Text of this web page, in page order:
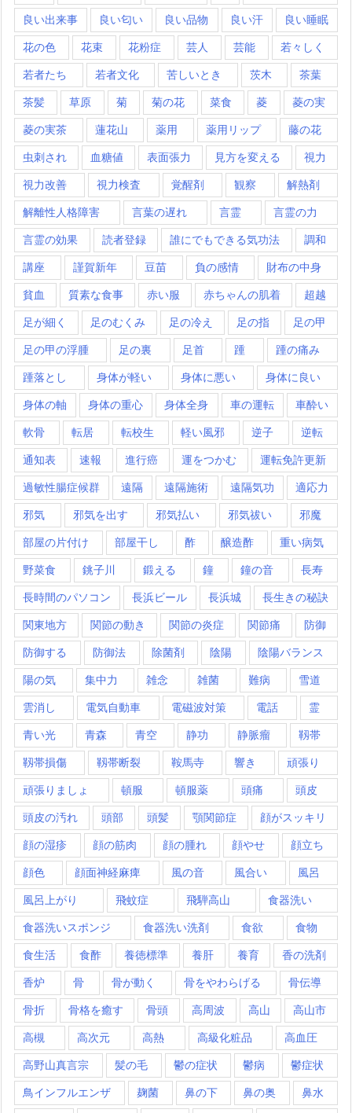
良い出来事 良い匂い 良い品物 良い汗 良い睡眠
花の色 花束 花粉症 芸人 芸能 若々しく
若者たち 若者文化 苦しいとき 茨木 茶葉
茶髪 草原 菊 菊の花 菜食 菱 菱の実
菱の実茶 蓮花山 薬用 薬用リップ 藤の花
虫刺され 血糖値 表面張力 見方を変える 視力
視力改善 視力検査 覚醒剤 観察 解熱剤
解離性人格障害 言葉の遅れ 言霊 言霊の力
言霊の効果 読者登録 誰にでもできる気功法 調和
講座 謹賀新年 豆苗 負の感情 財布の中身
貧血 質素な食事 赤い服 赤ちゃんの肌着 超越
足が細く 足のむくみ 足の冷え 足の指 足の甲
足の甲の浮腫 足の裏 足首 踵 踵の痛み
踵落とし 身体が軽い 身体に悪い 身体に良い
身体の軸 身体の重心 身体全身 車の運転 車酔い
軟骨 転居 転校生 軽い風邪 逆子 逆転
通知表 速報 進行癌 運をつかむ 運転免許更新
過敏性腸症候群 遠隔 遠隔施術 遠隔気功 適応力
邪気 邪気を出す 邪気払い 邪気祓い 邪魔
部屋の片付け 部屋干し 酢 醸造酢 重い病気
野菜食 銚子川 鍛える 鐘 鐘の音 長寿
長時間のパソコン 長浜ビール 長浜城 長生きの秘訣
関東地方 関節の動き 関節の炎症 関節痛 防御
防御する 防御法 除菌剤 陰陽 陰陽バランス
陽の気 集中力 雑念 雑菌 難病 雪道
雲消し 電気自動車 電磁波対策 電話 霊
青い光 青森 青空 静功 静脈瘤 靱帯
靱帯損傷 靱帯断裂 鞍馬寺 響き 頑張り
頑張りましょ 頓服 頓服薬 頭痛 頭皮
頭皮の汚れ 頭部 頭髪 顎関節症 顔がスッキリ
顔の湿疹 顔の筋肉 顔の腫れ 顔やせ 顔立ち
顔色 顔面神経麻痺 風の音 風合い 風呂
風呂上がり 飛蚊症 飛騨高山 食器洗い
食器洗いスポンジ 食器洗い洗剤 食欲 食物
食生活 食酢 養徳標準 養肝 養育 香の洗剤
香炉 骨 骨が動く 骨をやわらげる 骨伝導
骨折 骨格を癒す 骨頭 高周波 高山 高山市
高槻 高次元 高熱 高級化粧品 高血圧
高野山真言宗 髪の毛 鬱の症状 鬱病 鬱症状
鳥インフルエンザ 麹菌 鼻の下 鼻の奥 鼻水